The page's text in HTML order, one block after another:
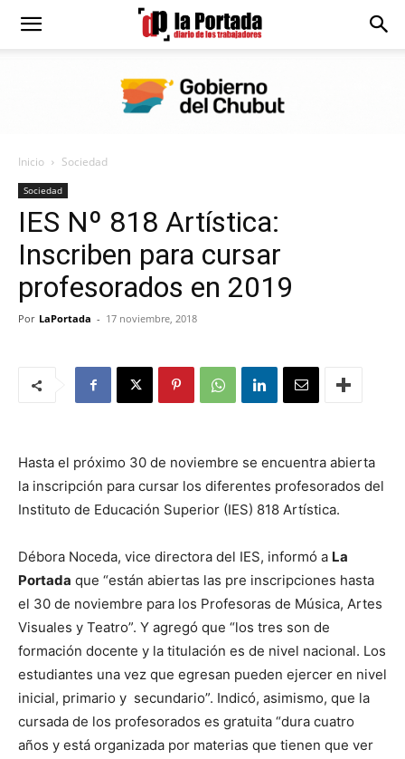
Diario
Portada
Inicio Sociedad
Sociedad
IES Nº 818 Artística:
Inscriben para cursar
profesorados en 2019
Por LaPortada - 17 noviembre, 2018
Hasta el próximo 30 de noviembre se encuentra abierta
la inscripción para cursar los diferentes profesorados del
Instituto de Educación Superior (IES) 818 Artística.
Débora Noceda, vice directora del IES, informó a La
Portada que “están abiertas las pre inscripciones hasta
el 30 de noviembre para los Profesoras de Música, Artes
Visuales y Teatro”. Y agregó que “los tres son de
formación docente y la titulación es de nivel nacional. Los
estudiantes una vez que egresan pueden ejercer en nivel
inicial, primario y secundario”. Indicó, asimismo, que la
cursada de los profesorados es gratuita “dura cuatro
años y está organizada por materias que tienen que ver